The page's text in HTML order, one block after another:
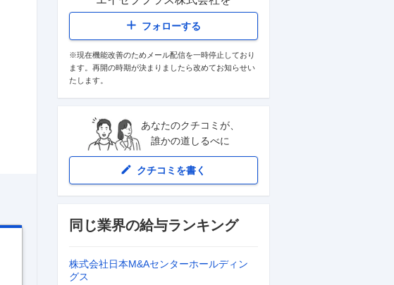
フォローする
※現在機能改善のためメール配信を一時停止しており
ます。再開の時期が決まりましたら改めてお知らせい
たします。
あなたのクチコミが、
誰かの道しるべに
クチコミを書く
同じ業界の給与ランキング
株式会社日本M&Aセンターホールディン
グス